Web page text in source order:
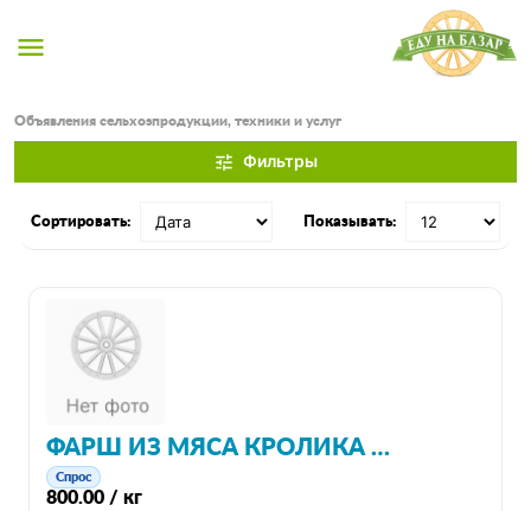
menu
Объявления сельхозпродукции, техники и услуг
tune Фильтры
Сортировать: Показывать:
ФАРШ ИЗ МЯСА КРОЛИКА ПОРОДЫ "СЕРЕБРО"
Спрос
800.00 / кг